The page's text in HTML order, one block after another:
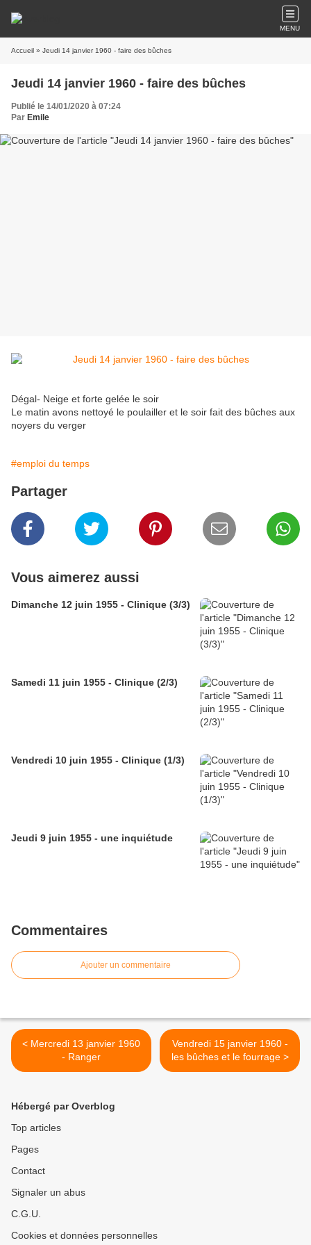
MENU
Accueil » Jeudi 14 janvier 1960 - faire des bûches
Jeudi 14 janvier 1960 - faire des bûches
Publié le 14/01/2020 à 07:24
Par Emile
Dégal- Neige et forte gelée le soir
Le matin avons nettoyé le poulailler et le soir fait des bûches aux
noyers du verger
#emploi du temps
Partager
Vous aimerez aussi
Dimanche 12 juin 1955 - Clinique (3/3)
Samedi 11 juin 1955 - Clinique (2/3)
Vendredi 10 juin 1955 - Clinique (1/3)
Jeudi 9 juin 1955 - une inquiétude
Commentaires
Ajouter un commentaire
< Mercredi 13 janvier 1960
- Ranger
Vendredi 15 janvier 1960 -
les bûches et le fourrage >
Hébergé par Overblog
Top articles
Pages
Contact
Signaler un abus
C.G.U.
Cookies et données personnelles